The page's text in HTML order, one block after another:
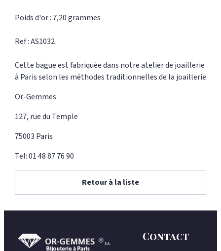
Poids d'or : 7,20 grammes
Ref : AS1032
Cette bague est fabriquée dans notre atelier de joaillerie
à Paris selon les méthodes traditionnelles de la joaillerie
Or-Gemmes
127, rue du Temple
75003 Paris
Tel: 01 48 87 76 90
Retour à la liste
Contact